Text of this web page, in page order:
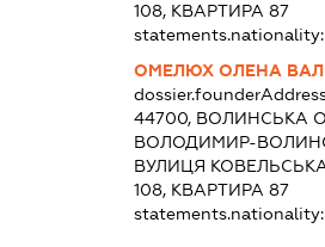
108, КВАРТИРА 87
statements.nationality:
ОМЕЛЮХ ОЛЕНА
44700, ВОЛИНСЬКА
ВОЛОДИМИР-
ВУЛИЦЯ
108, КВАРТИРА 87
statements.nationality: